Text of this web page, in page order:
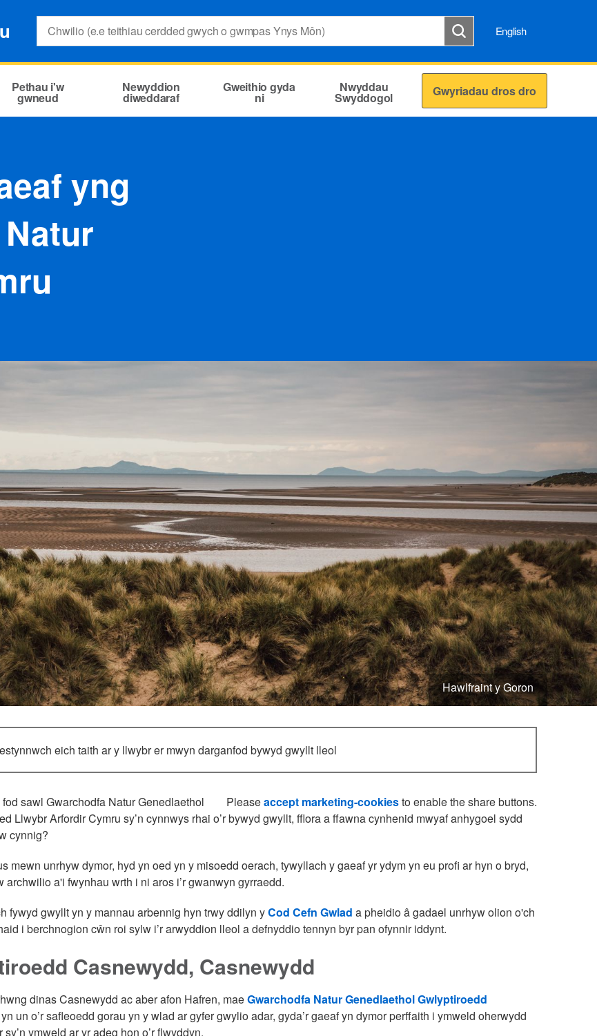
Search: English
Pethau i'w
gwneud
Newyddion
diweddaraf
Gweithio gyda
ni
Nwyddau
Swyddogol Gwyriadau dros dro
yng
Hawlfraint y Goron
eich taith ar y llwybr er mwyn darganfod bywyd gwyllt lleol
Pleaseaccept marketing-cookiesto enable the share buttons.
sawl Gwarchodfa Natur Genedlaethol
Llwybr Arfordir Cymru sy’n cynnwys rhai o’r bywyd gwyllt, fflora a ffawna cynhenid mwyaf anhygoel sydd
cynnig?
mewn unrhyw dymor, hyd yn oed yn y misoedd oerach, tywyllach y gaeaf yr ydym yn eu profi ar hyn o bryd,
archwilio a'i fwynhau wrth i ni aros i’r gwanwyn gyrraedd.
fywyd gwyllt yn y mannau arbennig hyn trwy ddilyn yCod Cefn Gwlad a pheidio â gadael unrhyw olion o'ch
i berchnogion cŵn roi sylw i’r arwyddion lleol a defnyddio tennyn byr pan ofynnir iddynt.
Casnewydd, Casnewydd
dinas Casnewydd ac aber afon Hafren, maeGwarchodfa Natur Genedlaethol Gwlyptiroedd
yn un o’r safleoedd gorau yn y wlad ar gyfer gwylio adar, gyda’r gaeaf yn dymor perffaith i ymweld oherwydd
ymweld ar yr adeg hon o’r flwyddyn.